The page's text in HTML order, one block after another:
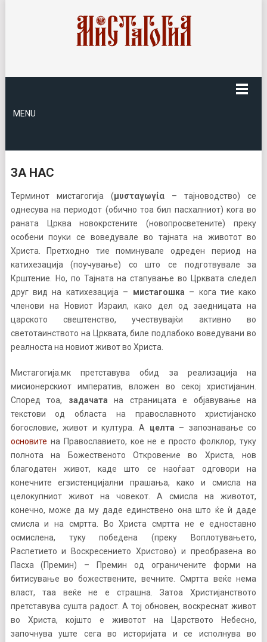
MENU
ЗА НАС
Терминот мистагогија (μυσταγωγία– тајноводство) се
однесува на периодот (обично тоа бил пасхалниот) кога во
раната Црква новокрстените (новопросветените) преку
особени поуки се воведувале во тајната на животот во
Христа. Претходно тие поминувале одреден период на
катихезација (поучување) со што се подготвувале за
Крштение. Но, по Тајната на стапување во Црквата следел
друг вид на катихезација – мистагошка – кога тие како
членови на Новиот Израил, како дел од заедницата на
царското свештенство, учествувајќи активно во
светотаинството на Црквата, биле подлабоко воведувани во
реалноста на новиот живот во Христа.
Мистагогија.мк претставува обид за реализација на
мисионерскиот императив, вложен во секој христијанин.
Според тоа, задачата на страницата е објавување на
текстови од областа на православното христијанско
богословие, живот и култура. А целта – запознавање со
основите на Православието, кое не е просто фолклор, туку
полнота на Божественото Откровение во Христа, нов
благодатен живот, каде што се наоѓаат одговори на
конечните егзистенцијални прашања, како и смисла на
целокупниот живот на човекот. А смисла на животот,
конечно, може да му даде единствено она што ќе ѝ даде
смисла и на смртта. Во Христа смртта не е едноставно
осмислена, туку победена (преку Воплотувањето,
Распетието и Воскресението Христово) и преобразена во
Пасха (Премин) – Премин од ограничените форми на
битисување во божествените, вечните. Смртта веќе нема
власт, таа веќе не е страшна. Затоа Христијанството
претставува сушта радост. А тој обновен, воскреснат живот
во Христа, којшто е животот на Царството Небесно,
започнува уште сега во историјата и се исполнува во